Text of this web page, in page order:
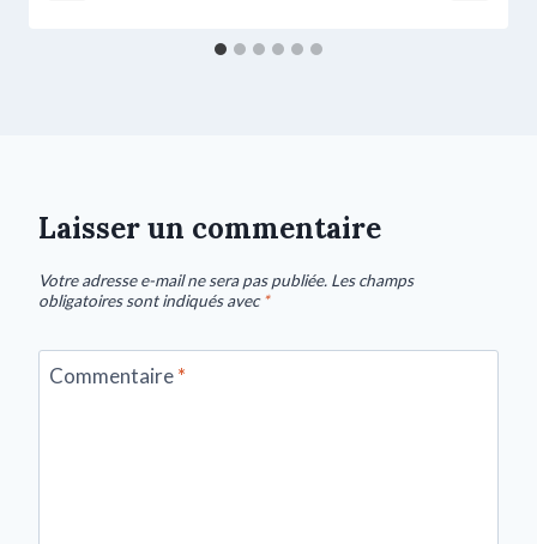
Laisser un commentaire
Votre adresse e-mail ne sera pas publiée. Les champs
obligatoires sont indiqués avec*
Commentaire*